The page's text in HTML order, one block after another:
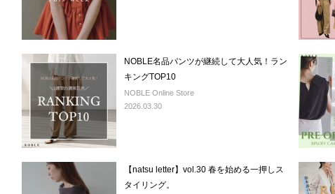
NOBLE名品パンツが継続して大人気！ラン
キングTOP10
NOBLE Online Store
2026.03.30
【natsu letter】vol.30 春を始める一押しス
タイリング。